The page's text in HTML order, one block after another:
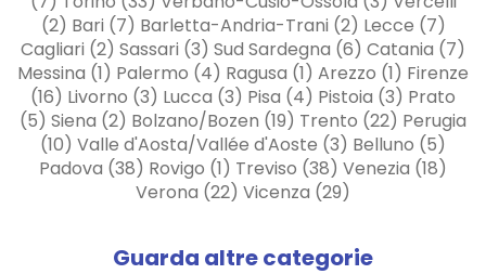
(2) Bari (7) Barletta-Andria-Trani (2) Lecce (7)
Cagliari (2) Sassari (3) Sud Sardegna (6) Catania (7)
Messina (1) Palermo (4) Ragusa (1) Arezzo (1) Firenze
(16) Livorno (3) Lucca (3) Pisa (4) Pistoia (3) Prato
(5) Siena (2) Bolzano/Bozen (19) Trento (22) Perugia
(10) Valle d'Aosta/Vallée d'Aoste (3) Belluno (5)
Padova (38) Rovigo (1) Treviso (38) Venezia (18)
Verona (22) Vicenza (29)
Guarda altre categorie